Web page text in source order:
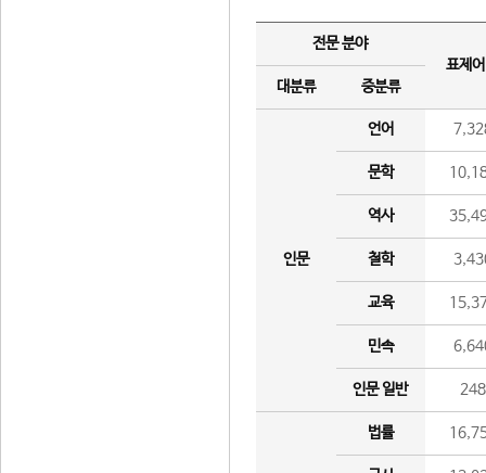
전문 분야
표제
대분류
중분류
인문
언어
문학
역사
철학
교육
민속
인문 일반 248
법률